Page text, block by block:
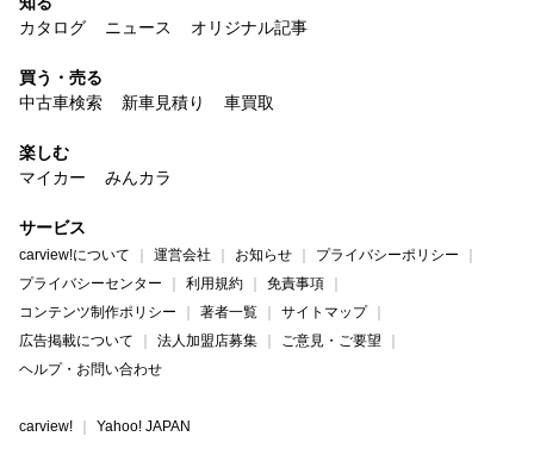
カタログ
ニュース オリジナル記事
買う・売る
中古車検索
新車見積り 車買取
楽しむ
マイカー
みんカラ
サービス
carview!について 運営会社 お知らせ
プライバシーポリシー
プライバシーセンター
利用規約
免責事項
コンテンツ制作ポリシー
著者一覧
サイトマップ
広告掲載について
法人加盟店募集
ご意見・ご要望
ヘルプ・お問い合わせ
carview! Yahoo! JAPAN